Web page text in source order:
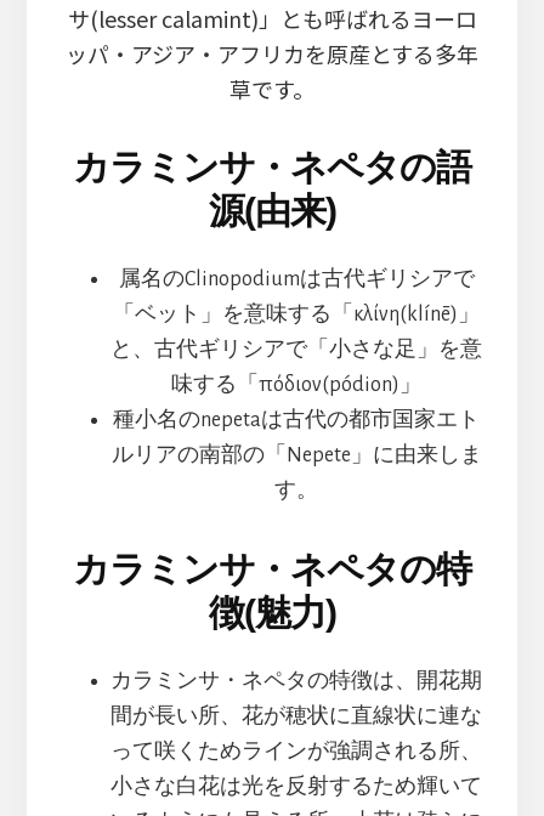
サ(lesser calamint)」とも呼ばれるヨーロ
ッパ・アジア・アフリカを原産とする多年
草です。
カラミンサ・ネペタの語
源(由来)
属名のClinopodiumは古代ギリシアで
「ベット」を意味する「κλίνη(klínē)」
と、古代ギリシアで「小さな足」を意
味する「πόδιον(pódion)」
種小名のnepetaは古代の都市国家エト
ルリアの南部の「Nepete」に由来しま
す。
カラミンサ・ネペタの特
徴(魅力)
カラミンサ・ネペタの特徴は、開花期
間が長い所、花が穂状に直線状に連な
って咲くためラインが強調される所、
小さな白花は光を反射するため輝いて